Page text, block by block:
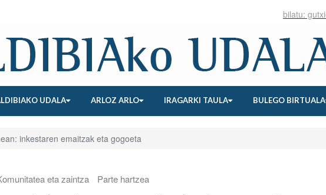
UDALA ARLOZ ARLO IRAGARKI TAULA BULEGO BIRTUALA
inkestaren emaitzak eta gogoeta
eta zaintza Parte hartzea